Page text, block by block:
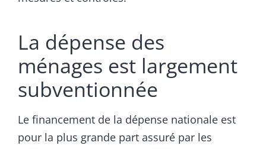
La dépense des
ménages est largement
subventionnée
Le financement de la dépense nationale est
pour la plus grande part assuré par les